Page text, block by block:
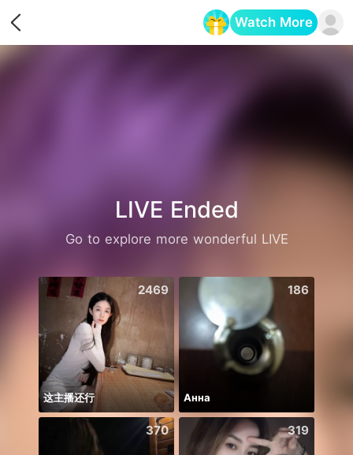
Watch More
LIVE Ended
Go to explore more wonderful LIVE
2469
这主播还行
186
Анна
370 319
Opens in a new tab